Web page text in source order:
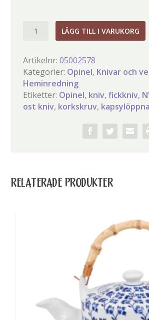
ost"
korkskruv
kniv-
Opinel
mängd
LÄGG TILL I VARUKORG
Artikelnr:05002578
Kategorier: Opinel, Knivar och
Heminredning
Etiketter: Opinel, kniv,fickkniv,
ost kniv, korkskruv,
RELATERADE PRODUKTER